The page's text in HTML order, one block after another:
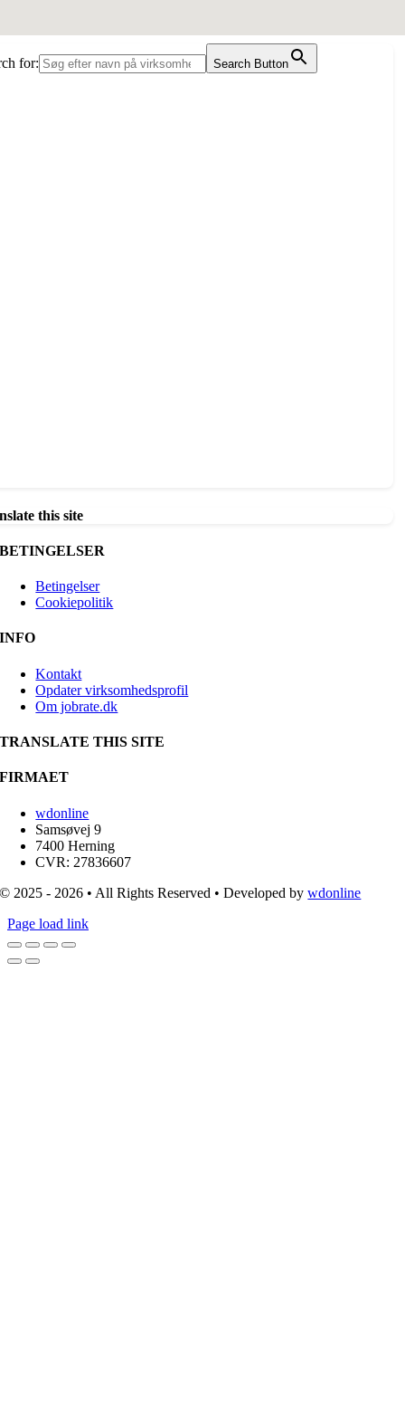
for: Search Button
this site
BETINGELSER
Betingelser
Cookiepolitik
INFO
Kontakt
Opdater virksomhedsprofil
Om jobrate.dk
TRANSLATE THIS SITE
FIRMAET
wdonline
Samsøvej 9
7400 Herning
CVR: 27836607
© 2025 - 2026 • All Rights Reserved • Developed bywdonline
Page load link